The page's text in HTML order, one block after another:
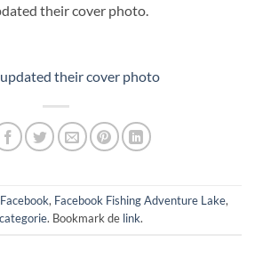
their cover photo.
Facebook, Facebook Fishing Adventure Lake,
. Bookmark de link.